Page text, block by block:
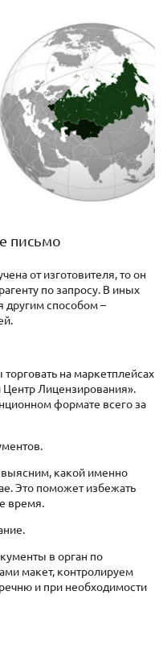
письмо
от изготовителя, то он
по запросу. В иных
другим способом –
торговать на маркетплейсах
Лицензирования».
формате всего за
выясним, какой именно
Это поможет избежать
время.
в орган по
макет, контролируем
и при необходимости